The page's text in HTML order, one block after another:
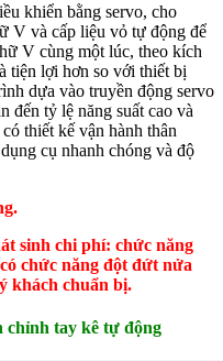
khiển bằng servo, cho
V và cấp liệu vỏ tự động để
V cùng một lúc, theo kích
tiện lợi hơn so với thiết bị
dựa vào truyền động servo
đến tỷ lệ năng suất cao và
thiết kế vận hành thân
cụ nhanh chóng và độ
sinh chi phí: chức năng
chức năng đột đứt nửa
khách chuẩn bị.
chỉnh tay kê tự động